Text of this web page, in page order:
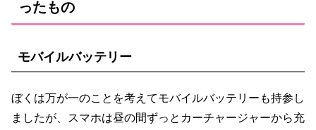
ったもの
モバイルバッテリー
ぼくは万が一のことを考えてモバイルバッテリーも持参し
ましたが、スマホは昼の間ずっとカーチャージャーから充